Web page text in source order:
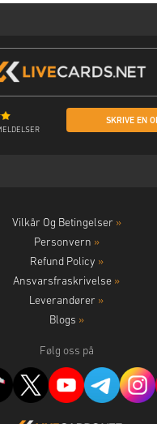
SKRIVE EN
Vilkår Og Betingelser »
Personvern »
Refund Policy »
Ansvarsfraskrivelse »
Leverandører »
Blogs »
Følg oss på